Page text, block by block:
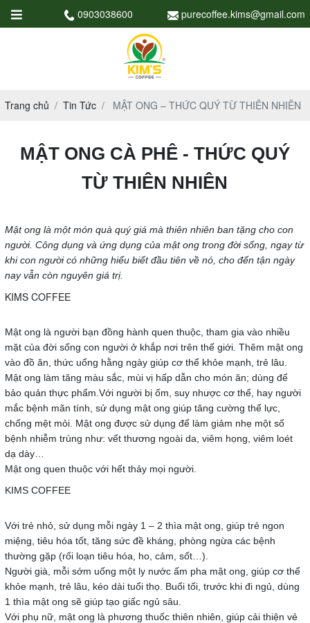
0903038600 purecoffee.kims@gmail.com
Trang chủ Tin Tức MẬT ONG – THỨC QUÝ TỪ THIÊN NHIÊN
MẬT ONG CÀ PHÊ - THỨC QUÝ
TỪ THIÊN NHIÊN
Mật ong là một món quà quý giá mà thiên nhiên ban tặng cho con
người. Công dụng và ứng dụng của mật ong trong đời sống, ngay từ
khi con người có những hiểu biết đầu tiên về nó, cho đến tận ngày
nay vẫn còn nguyên giá trị.
Mật ong là người bạn đồng hành quen thuộc, tham gia vào nhiều
mặt của đời sống con người ở khắp nơi trên thế giới. Thêm mật ong
vào đồ ăn, thức uống hằng ngày giúp cơ thể khỏe mạnh, trẻ lâu.
Mật ong làm tăng màu sắc, mùi vị hấp dẫn cho món ăn; dùng để
bảo quản thực phẩm.Với người bị ốm, suy nhược cơ thể, hay người
mắc bệnh mãn tính, sử dụng mật ong giúp tăng cường thể lực,
chống mệt mỏi. Mật ong được sử dụng để làm giảm nhẹ một số
bệnh nhiễm trùng như: vết thương ngoài da, viêm họng, viêm loét
dạ dày…
Mật ong quen thuộc với hết thảy mọi người.
Với trẻ nhỏ, sử dụng mỗi ngày 1 – 2 thìa mật ong, giúp trẻ ngon
miệng, tiêu hóa tốt, tăng sức đề kháng, phòng ngừa các bệnh
thường gặp (rối loạn tiêu hóa, ho, cảm, sốt…).
Người già, mỗi sớm uống một ly nước ấm pha mật ong, giúp cơ thể
khỏe mạnh, trẻ lâu, kéo dài tuổi thọ. Buổi tối, trước khi đi ngủ, dùng
1 thìa mật ong sẽ giúp tạo giấc ngủ sâu.
Với phụ nữ, mật ong là phương thuốc thiên nhiên, giúp cải thiện vẻ